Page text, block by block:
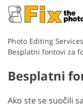
Photo Editing Services
Besplatni fontovi za
Besplatni
Ako ste se suočili